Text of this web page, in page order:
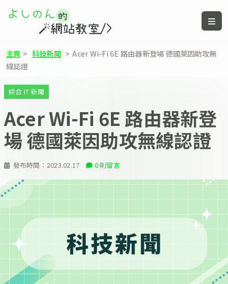
主頁 > 科技新聞 > Acer Wi-Fi 6E 路由器新登場 德國萊因助攻無
線認證
發布時間： 2023.02.17 0 則留言
綜合 IT 新聞
Acer Wi-Fi 6E 路由器新登
場 德國萊因助攻無線認證